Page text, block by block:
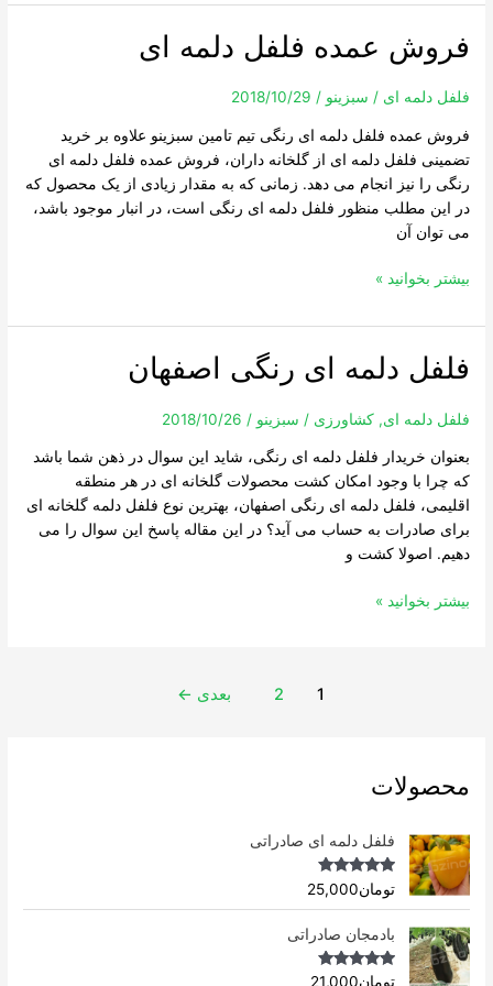
فروش عمده فلفل دلمه ای
فلفل دلمه ای / سبزینو/
2018/10/29
فروش عمده فلفل دلمه ای رنگی تیم تامین سبزینو علاوه بر خرید
تضمینی فلفل دلمه ای از گلخانه داران، فروش عمده فلفل دلمه ای
رنگی را نیز انجام می دهد. زمانی که به مقدار زیادی از یک محصول که
در این مطلب منظور فلفل دلمه ای رنگی است، در انبار موجود باشد،
می توان آن
فروش
عمده
فلفل
ای
بیشتر بخوانید »
فلفل دلمه ای رنگی اصفهان
فلفل دلمه ای,کشاورزی / سبزینو/
2018/10/26
بعنوان خریدار فلفل دلمه ای رنگی، شاید این سوال در ذهن شما باشد
که چرا با وجود امکان کشت محصولات گلخانه ای در هر منطقه
اقلیمی، فلفل دلمه ای رنگی اصفهان، بهترین نوع فلفل دلمه گلخانه ای
برای صادرات به حساب می آید؟ در این مقاله پاسخ این سوال را می
دهیم. اصولا کشت و
فلفل
دلمه
ای
رنگی
اصفهان
بیشتر بخوانید »
1
2 بعدی ←
محصولات
فلفل دلمه ای صادراتی
Rated4.96
out of 5
تومان25,000
بادمجان صادراتی
Rated4.75
تومان21,000